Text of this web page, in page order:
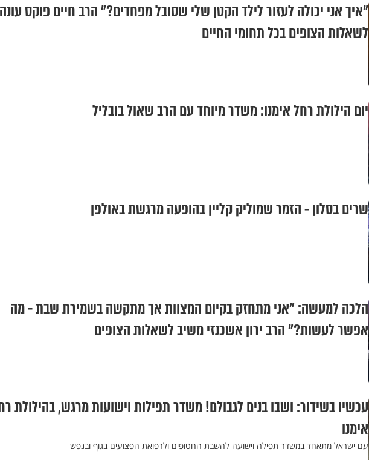
"איך אני יכולה לעזור לילד הקטן שלי שסובל מפחדים?" הרב חיים פוקס עונה
לשאלות הצופים בכל תחומי החיים
יום הילולת רחל אימנו: משדר מיוחד עם הרב שאול בובליל
שרים בסלון - הזמר שמוליק קליין בהופעה מרגשת באולפן
הלכה למעשה: "אני מתחזק בקיום המצוות אך מתקשה בשמירת שבת - מה
אפשר לעשות?" הרב ירון אשכנזי משיב לשאלות הצופים
עכשיו בשידור: ושבו בנים לגבולם! משדר תפילות וישועות מרגש, בהילולת
אימנו
עם ישראל מתאחד במשדר תפילה וישועה להשבת החטופים ולרפואת הפצועים בגוף ובנפש